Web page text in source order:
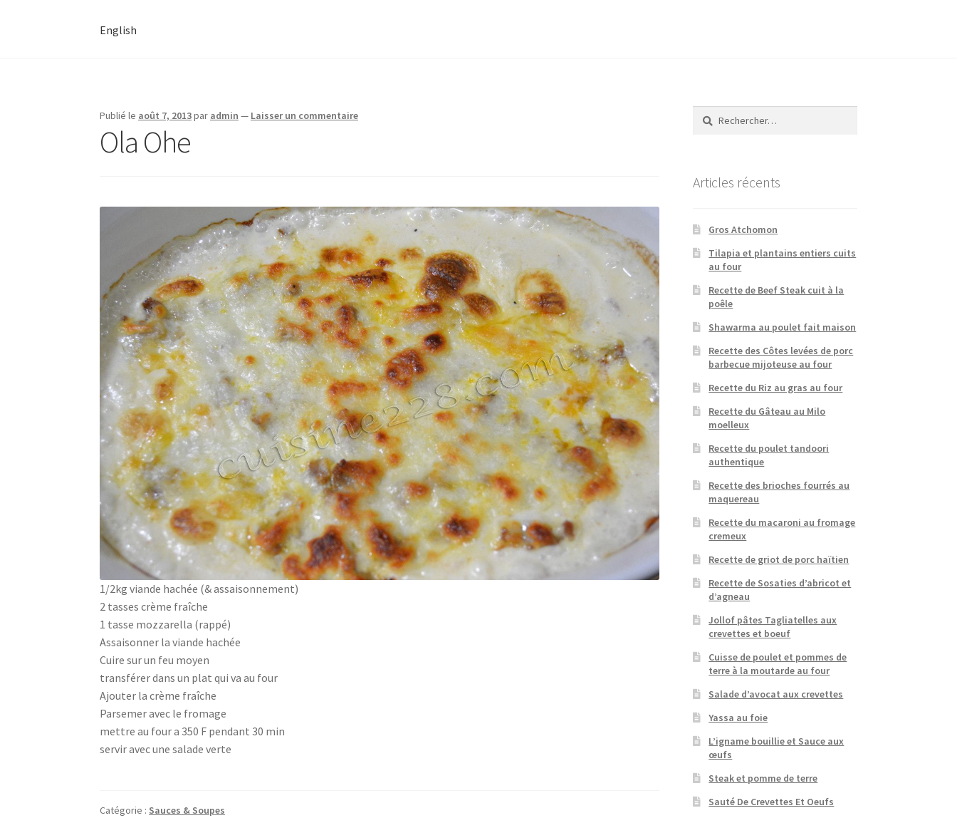
English
Publié le août 7, 2013par admin — Laisser un commentaire
Ola Ohe
1/2kg viande hachée (& assaisonnement)
2 tasses crème fraîche
1 tasse mozzarella (rappé)
Assaisonner la viande hachée
Cuire sur un feu moyen
transférer dans un plat qui va au four
Ajouter la crème fraîche
Parsemer avec le fromage
mettre au four a 350 F pendant 30 min
servir avec une salade verte
Catégorie : Sauces & Soupes
Rechercher :
Articles récents
Gros Atchomon
Tilapia et plantains entiers cuits
au four
Recette de Beef Steak cuit à la
poêle
Shawarma au poulet fait maison
Recette des Côtes levées de porc
barbecue mijoteuse au four
Recette du Riz au gras au four
Recette du Gâteau au Milo
moelleux
Recette du poulet tandoori
authentique
Recette des brioches fourrés au
maquereau
Recette du macaroni au fromage
cremeux
Recette de griot de porc haïtien
Recette de Sosaties d’abricot et
d’agneau
Jollof pâtes Tagliatelles aux
crevettes et boeuf
Cuisse de poulet et pommes de
terre à la moutarde au four
Salade d’avocat aux crevettes
Yassa au foie
L’igname bouillie et Sauce aux
œufs
Steak et pomme de terre
Sauté De Crevettes Et Oeufs